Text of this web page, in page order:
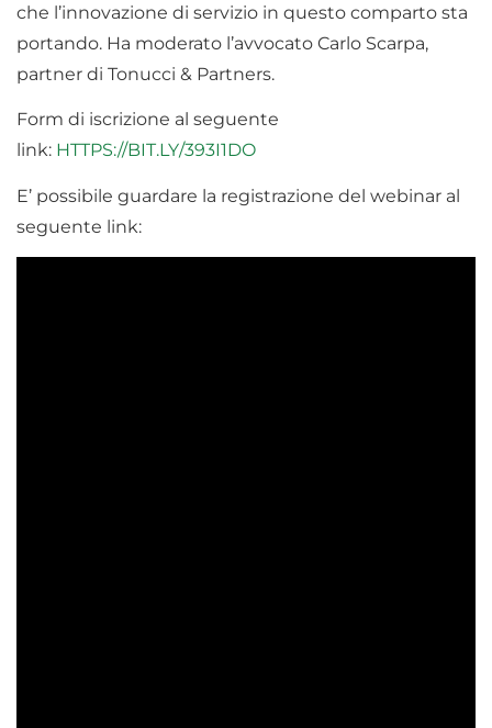
che l’innovazione di servizio in questo comparto sta
portando. Ha moderato l’avvocato Carlo Scarpa,
partner di Tonucci & Partners.
Form di iscrizione al seguente
link: HTTPS://BIT.LY/393I1DO
E’ possibile guardare la registrazione del webinar al
seguente link: